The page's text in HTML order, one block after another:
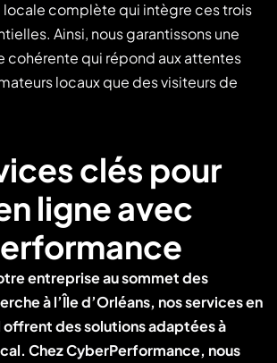
complète qui intègre ces trois
Ainsi, nous garantissons une
cohérente qui répond aux attentes
locaux que des visiteurs de
clés pour
ligne avec
entreprise au sommet des
à l’Île d’Orléans, nos services en
des solutions adaptées à
Chez CyberPerformance, nous